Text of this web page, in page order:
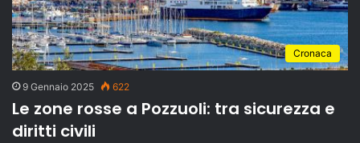
Cronaca
9 Gennaio 2025 622
Le zone rosse a Pozzuoli: tra sicurezza e
diritti civili